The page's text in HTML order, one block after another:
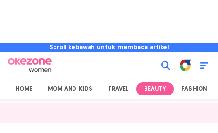
Scroll kebawah untuk membaca artikel
HOME MOM AND KIDS TRAVEL BEAUTY FASHION